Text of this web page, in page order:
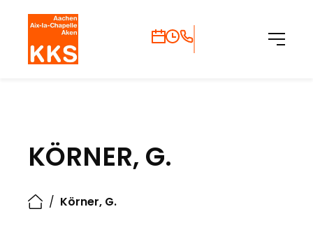
KÖRNER, G.
/ Körner, G.